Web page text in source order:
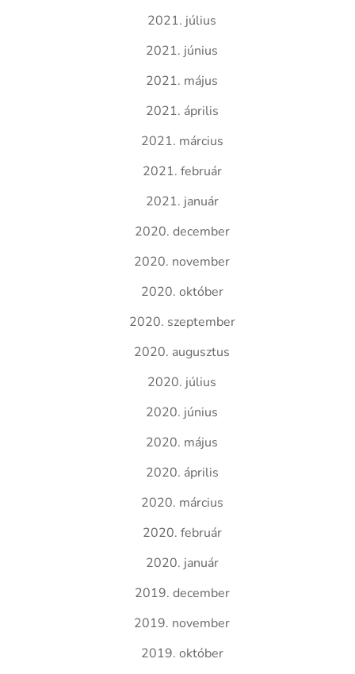
2021. július
2021. június
2021. május
2021. április
2021. március
2021. február
2021. január
2020. december
2020. november
2020. október
2020. szeptember
2020. augusztus
2020. július
2020. június
2020. május
2020. április
2020. március
2020. február
2020. január
2019. december
2019. november
2019. október